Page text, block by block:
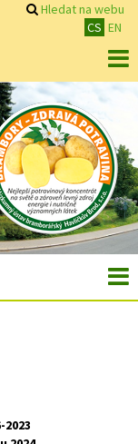
Hledat na webu
CS EN